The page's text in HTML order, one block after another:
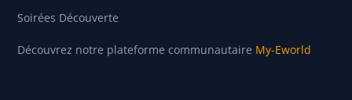
Soirées Découverte
Découvrez notre plateforme communautaire My-Eworld